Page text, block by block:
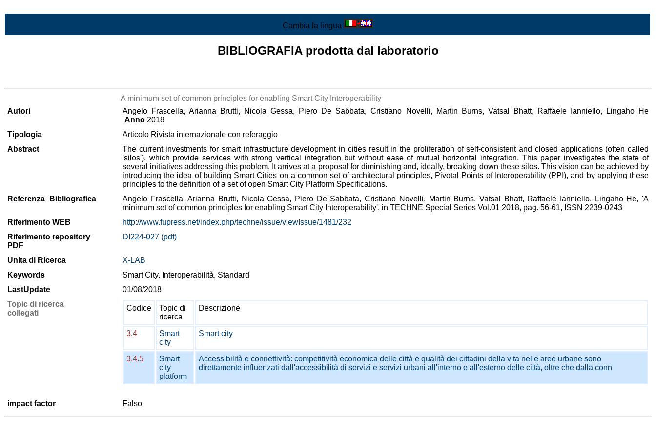
Cambia la lingua
BIBLIOGRAFIA prodotta dal laboratorio
A minimum set of common principles for enabling Smart City Interoperability
Autori
Angelo Frascella, Arianna Brutti, Nicola Gessa, Piero De Sabbata, Cristiano Novelli, Martin Burns, Vatsal Bhatt, Raffaele Ianniello, Lingaho He
Anno 2018
Tipologia
Articolo Rivista internazionale con referaggio
Abstract
The current investments for smart infrastructure development in cities result in the proliferation of self-consistent and closed applications (often called
'silos'), which provide services with strong vertical integration but without ease of mutual horizontal integration. This paper investigates the state of
several initiatives addressing this problem. It arrives at a proposal for diminishing and, ideally, breaking down these silos. This vision can be achieved by
introducing the idea of building Smart Cities on a common set of architectural principles, Pivotal Points of Interoperability (PPI), and by applying these
principles to the definition of a set of open Smart City Platform Specifications.
Referenza_Bibliografica
Angelo Frascella, Arianna Brutti, Nicola Gessa, Piero De Sabbata, Cristiano Novelli, Martin Burns, Vatsal Bhatt, Raffaele Ianniello, Lingaho He, 'A
minimum set of common principles for enabling Smart City Interoperability', in TECHNE Special Series Vol.01 2018, pag. 56-61, ISSN 2239-0243
Riferimento WEB
http://www.fupress.net/index.php/techne/issue/viewIssue/1481/232
Riferimento repository
PDF
DI224-027 (pdf)
Unita di Ricerca
X-LAB
Keywords
Smart City, Interoperabilità, Standard
LastUpdate
01/08/2018
Topic di ricerca
collegati
Codice
Topic di
ricerca
Descrizione
3.4
Smart
city
Smart city
3.4.5
Smart
city
platform
Accessibilità e connettività: competitività economica delle città e qualità dei cittadini della vita nelle aree urbane sono
direttamente influenzati dall'accessibilità di servizi e servizi urbani all'interno e all'esterno delle città, oltre che dalla conn
impact factor Falso